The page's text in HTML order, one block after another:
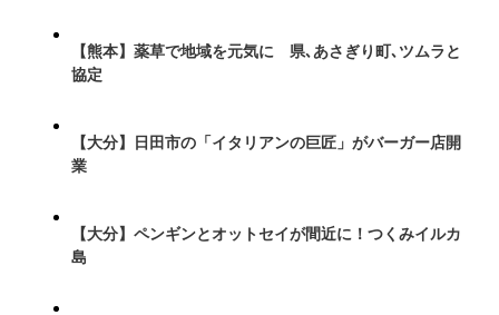
【熊本】薬草で地域を元気に 県､あさぎり町､ツムラと
協定
【大分】日田市の「イタリアンの巨匠」がバーガー店開
業
【大分】ペンギンとオットセイが間近に！つくみイルカ
島